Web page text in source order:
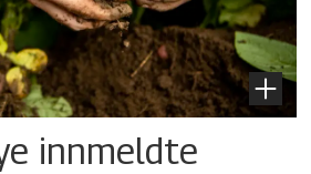
innmeldte